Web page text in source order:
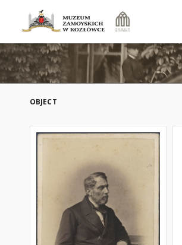
OBJECT